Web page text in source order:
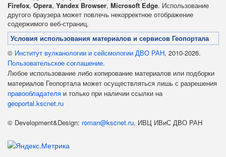
Firefox, Opera, Yandex Browser, Microsoft Edge. Использование
другого браузера может повлечь некорректное отображение
содержимого веб-страниц.
Условия использования материалов и сервисов Геопортала
© Институт вулканологии и сейсмологии ДВО РАН, 2010-2026.
Пользовательское соглашение.
Любое использование либо копирование материалов или подборки
материалов Геопортала может осуществляться лишь с разрешения
правообладателя и только при наличии ссылки на
geoportal.kscnet.ru
© Development&Design: roman@kscnet.ru, ИВЦ ИВиС ДВО РАН